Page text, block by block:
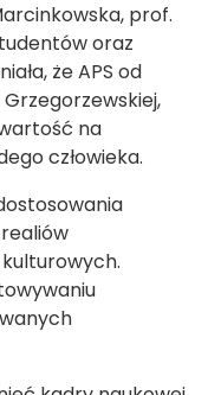
prof.
oraz
że APS od
na
człowieka.